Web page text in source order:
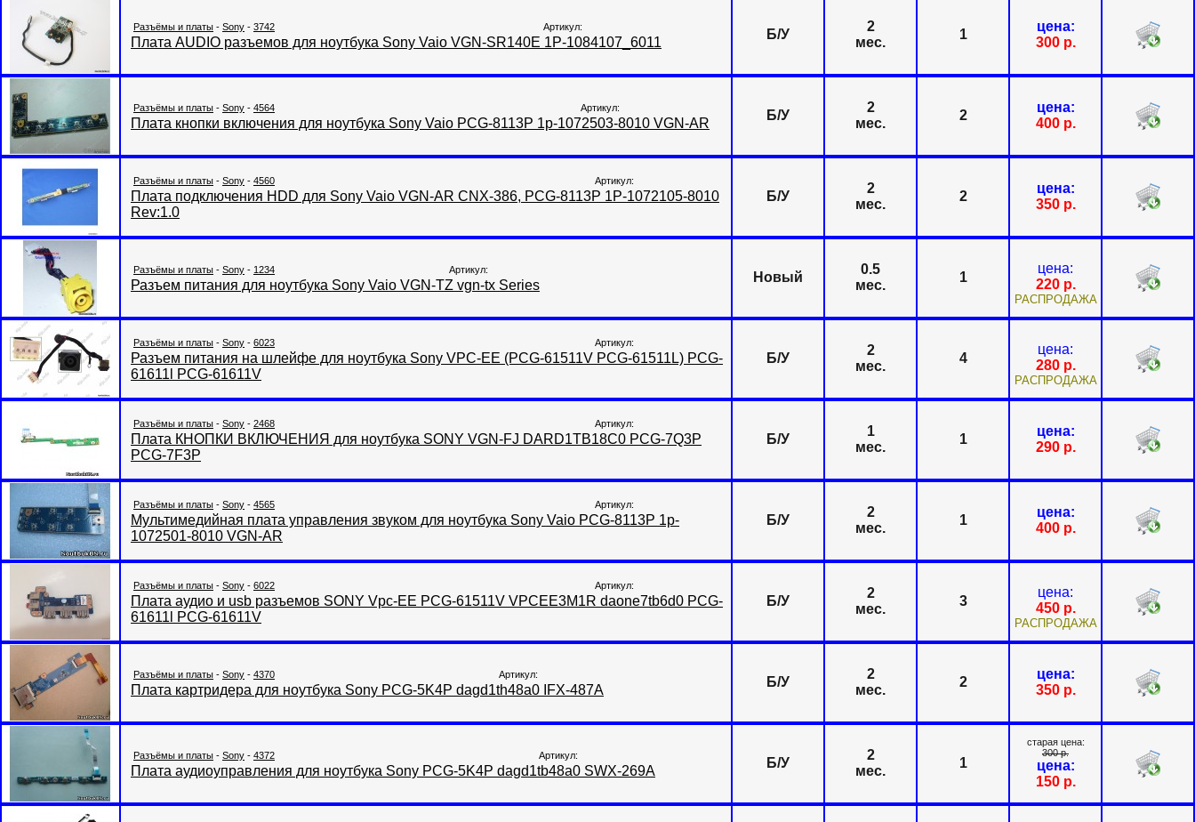
Разъёмы и платы - Sony - 3742 Артикул:
Плата AUDIO разъемов для ноутбука Sony Vaio VGN-SR140E 1P-1084107_6011
Б/У
2
мес.
1
цена:
300р.
Разъёмы и платы - Sony - 4564 Артикул:
Плата кнопки включения для ноутбука Sony Vaio PCG-8113P 1p-1072503-8010 VGN-AR
Б/У
2
мес.
2
цена:
400р.
Разъёмы и платы - Sony - 4560 Артикул:
Плата подключения HDD для Sony Vaio VGN-AR CNX-386, PCG-8113P 1P-1072105-8010
Rev:1.0
Б/У
2
мес.
2
цена:
350р.
Разъёмы и платы - Sony - 1234 Артикул:
Разъем питания для ноутбука Sony Vaio VGN-TZ vgn-tx Series
Новый
0.5
мес.
1
цена:
220р.
РАСПРОДАЖА
Разъёмы и платы - Sony - 6023 Артикул:
Разъем питания на шлейфе для ноутбука Sony VPC-EE (PCG-61511V PCG-61511L) PCG-
61611l PCG-61611V
Б/У
2
мес.
4
цена:
280р.
РАСПРОДАЖА
Разъёмы и платы - Sony - 2468 Артикул:
Плата КНОПКИ ВКЛЮЧЕНИЯ для ноутбука SONY VGN-FJ DARD1TB18C0 PCG-7Q3P
PCG-7F3P
Б/У
1
мес.
1
цена:
290р.
Разъёмы и платы - Sony - 4565 Артикул:
Мультимедийная плата управления звуком для ноутбука Sony Vaio PCG-8113P 1p-
1072501-8010 VGN-AR
Б/У
2
мес.
1
цена:
400р.
Разъёмы и платы - Sony - 6022 Артикул:
Плата аудио и usb разъемов SONY Vpc-EE PCG-61511V VPCEE3M1R daone7tb6d0 PCG-
61611l PCG-61611V
Б/У
2
мес.
3
цена:
450р.
РАСПРОДАЖА
Разъёмы и платы - Sony - 4370 Артикул:
Плата картридера для ноутбука Sony PCG-5K4P dagd1th48a0 IFX-487A
Б/У
2
мес.
2
цена:
350р.
Разъёмы и платы - Sony - 4372 Артикул:
Плата аудиоуправления для ноутбука Sony PCG-5K4P dagd1tb48a0 SWX-269A
Б/У
2
мес.
1
старая цена:
300р.
цена:
150р.